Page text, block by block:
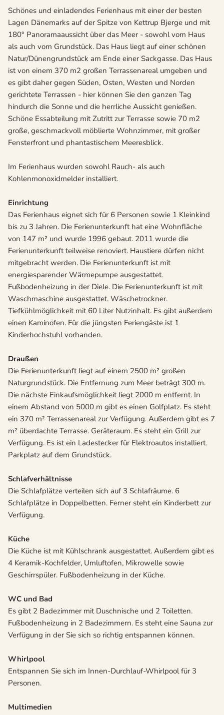
Schönes und einladendes Ferienhaus mit einer der besten
Lagen Dänemarks auf der Spitze von Kettrup Bjerge und mit
180° Panoramaaussicht über das Meer - sowohl vom Haus
als auch vom Grundstück. Das Haus liegt auf einer schönen
Natur/Dünengrundstück am Ende einer Sackgasse. Das Haus
ist von einem 370 m2 großen Terrassenareal umgeben und
es gibt daher gegen Süden, Osten, Westen und Norden
gerichtete Terrassen - hier können Sie den ganzen Tag
hindurch die Sonne und die herrliche Aussicht genießen.
Schöne Essabteilung mit Zutritt zur Terrasse sowie 70 m2
große, geschmackvoll möblierte Wohnzimmer, mit großer
Fensterfront und phantastischem Meeresblick.
Im Ferienhaus wurden sowohl Rauch- als auch
Kohlenmonoxidmelder installiert.
Einrichtung
Das Ferienhaus eignet sich für 6 Personen sowie 1 Kleinkind
bis zu 3 Jahren. Die Ferienunterkunft hat eine Wohnfläche
von 147 m² und wurde 1996 gebaut. 2011 wurde die
Ferienunterkunft teilweise renoviert. Haustiere dürfen nicht
mitgebracht werden. Die Ferienunterkunft ist mit
energiesparender Wärmepumpe ausgestattet.
Fußbodenheizung in der Diele. Die Ferienunterkunft ist mit
Waschmaschine ausgestattet. Wäschetrockner.
Tiefkühlmöglichkeit mit 60 Liter Nutzinhalt. Es gibt außerdem
einen Kaminofen. Für die jüngsten Feriengäste ist 1
Kinderhochstuhl vorhanden.
Draußen
Die Ferienunterkunft liegt auf einem 2500 m² großen
Naturgrundstück. Die Entfernung zum Meer beträgt 300 m.
Die nächste Einkaufsmöglichkeit liegt 2000 m entfernt. In
einem Abstand von 5000 m gibt es einen Golfplatz. Es steht
ein 370 m² Terrassenareal zur Verfügung. Außerdem gibt es 7
m² überdachte Terrasse. Geräteraum. Es steht ein Grill zur
Verfügung. Es ist ein Ladestecker für Elektroautos installiert.
Parkplatz auf dem Grundstück.
Schlafverhältnisse
Die Schlafplätze verteilen sich auf 3 Schlafräume. 6
Schlafplätze in Doppelbetten. Ferner steht ein Kinderbett zur
Verfügung.
Küche
Die Küche ist mit Kühlschrank ausgestattet. Außerdem gibt es
4 Keramik-Kochfelder, Umluftofen, Mikrowelle sowie
Geschirrspüler. Fußbodenheizung in der Küche.
WC und Bad
Es gibt 2 Badezimmer mit Duschnische und 2 Toiletten.
Fußbodenheizung in 2 Badezimmern. Es steht eine Sauna zur
Verfügung in der Sie sich so richtig entspannen können.
Whirlpool
Entspannen Sie sich im Innen-Durchlauf-Whirlpool für 3
Personen.
Multimedien